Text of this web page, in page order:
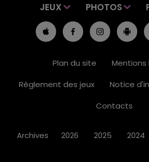
JEUX
PHOTOS
Plan du site
Mentions
Règlement des jeux
Notice
Contacts
Archives 2026 2025 2024